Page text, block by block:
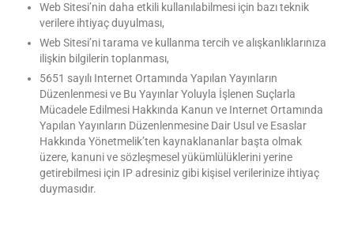
Web Sitesi’nin daha etkili kullanılabilmesi için bazı teknik
verilere ihtiyaç duyulması,
Web Sitesi’ni tarama ve kullanma tercih ve alışkanlıklarınıza
ilişkin bilgilerin toplanması,
5651 sayılı Internet Ortamında Yapılan Yayınların
Düzenlenmesi ve Bu Yayınlar Yoluyla İşlenen Suçlarla
Mücadele Edilmesi Hakkında Kanun ve Internet Ortamında
Yapılan Yayınların Düzenlenmesine Dair Usul ve Esaslar
Hakkında Yönetmelik’ten kaynaklananlar başta olmak
üzere, kanuni ve sözleşmesel yükümlülüklerini yerine
getirebilmesi için IP adresiniz gibi kişisel verilerinize ihtiyaç
duymasıdır.